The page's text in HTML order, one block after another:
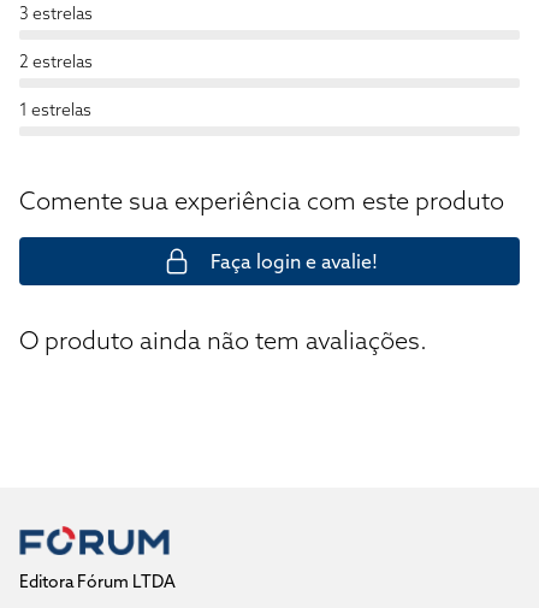
3 estrelas
2 estrelas
1 estrelas
Comente sua experiência com este produto
Faça login e avalie!
O produto ainda não tem avaliações.
Editora Fórum LTDA